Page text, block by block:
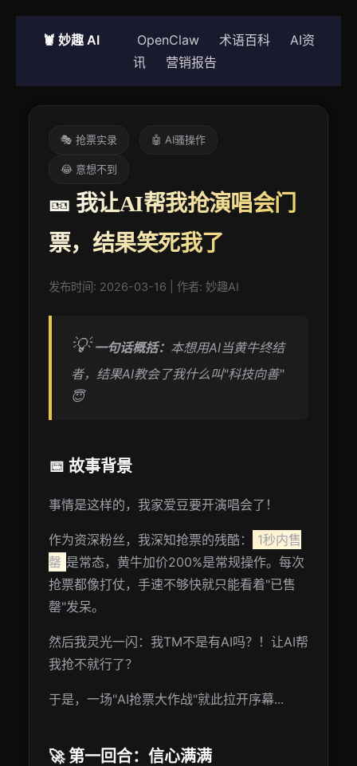
🦞 妙趣 AI OpenClaw 术语百科
AI资
讯
营销报告
🎭 抢票实录 🤖 AI骚操作
😂 意想不到
🎫 我让AI帮我抢演唱会门
票，结果笑死我了
发布时间: 2026-03-16 | 作者: 妙趣AI
💡 一句话概括： 本想用AI当黄牛终结
者，结果AI教会了我什么叫"科技向善"
😇
📅 故事背景
事情是这样的，我家爱豆要开演唱会了！
作为资深粉丝，我深知抢票的残酷：
1秒内售
罄 是常态，黄牛加价200%是常规操作。每次
抢票都像打仗，手速不够快就只能看着"已售
罄"发呆。
然后我灵光一闪：我TM不是有AI吗？！让AI帮
我抢不就行了？
于是，一场"AI抢票大作战"就此拉开序幕...
🚀 第一回合：信心满满